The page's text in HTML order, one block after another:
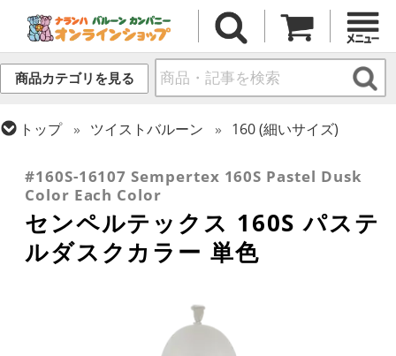
商品カテゴリを見る
トップ ツイストバルーン
160 (細いサイズ)
#160S-16107 Sempertex 160S Pastel Dusk
Color Each Color
センペルテックス 160S パステ
ルダスクカラー 単色